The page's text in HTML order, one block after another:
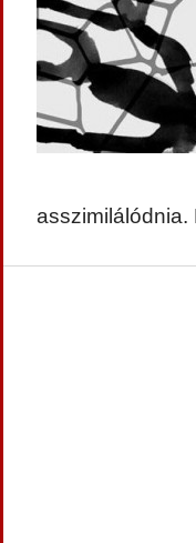
asszimilálódnia.